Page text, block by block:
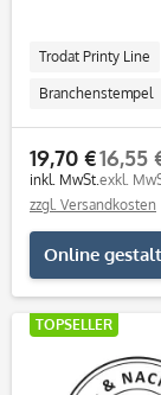
Trodat Printy Line
Branchenstempel
19,70 €
inkl. MwSt.
16,55
exkl.
zzgl. Versandkosten
Online
TOPSELLER